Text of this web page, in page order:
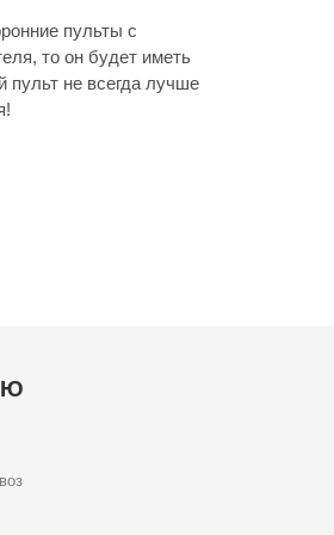
пульты с
то он будет иметь
пульт не всегда лучше